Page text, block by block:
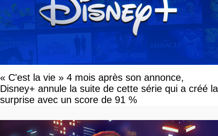
« C'est la vie » 4 mois après son annonce,
Disney+ annule la suite de cette série qui a créé la
surprise avec un score de 91 %